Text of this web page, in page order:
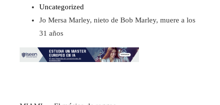
Uncategorized
Jo Mersa Marley, nieto de Bob Marley, muere a los
31 años